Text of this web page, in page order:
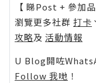
【 睇Post + 參加品
瀏覽更多社群 打卡
攻略及 活動情報
U Blog開咗
Follow 我哋 ！